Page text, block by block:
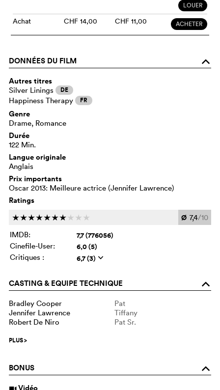
LOUER
Achat CHF 14,00 CHF 11,00 ACHETER
DONNÉES DU FILM o
Autres titres
Silver Linings DE
Happiness Therapy FR
Genre
Drame, Romance
Durée
122 Min.
Langue originale
Anglais
Prix importants
Oscar 2013: Meilleure actrice (Jennifer Lawrence)
Ratings
ccccccc c c c Ø 7,4/10
IMDB:
7,7 (776056)
Cinefile-User: 6,0 (5)
Critiques : 6,7 (3) q
CASTING & EQUIPE TECHNIQUE o
Bradley Cooper
Pat
Jennifer Lawrence
Tiffany
Robert De Niro
Pat Sr.
PLUS>
BONUS o
i Vidéo